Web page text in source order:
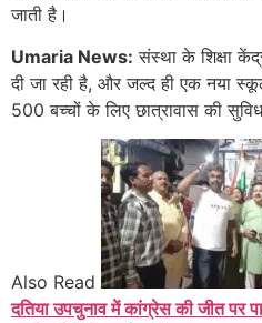
जाती है।
Umaria News: संस्था के शिक्षा
दी जा रही है, और जल्द ही एक नया
500 बच्चों के लिए छात्रावास की
Also Read
दतिया उपचुनाव में कांग्रेस की जीत पर